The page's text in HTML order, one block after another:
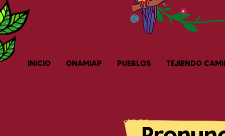
INICIO ONAMIAP PUEBLOS TEJIENDO